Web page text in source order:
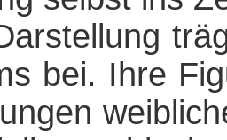
bei. Ihre